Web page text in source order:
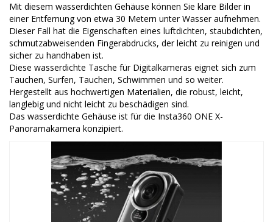
Mit diesem wasserdichten Gehäuse können Sie klare Bilder in
einer Entfernung von etwa 30 Metern unter Wasser aufnehmen.
Dieser Fall hat die Eigenschaften eines luftdichten, staubdichten,
schmutzabweisenden Fingerabdrucks, der leicht zu reinigen und
sicher zu handhaben ist.
Diese wasserdichte Tasche für Digitalkameras eignet sich zum
Tauchen, Surfen, Tauchen, Schwimmen und so weiter.
Hergestellt aus hochwertigen Materialien, die robust, leicht,
langlebig und nicht leicht zu beschädigen sind.
Das wasserdichte Gehäuse ist für die Insta360 ONE X-
Panoramakamera konzipiert.